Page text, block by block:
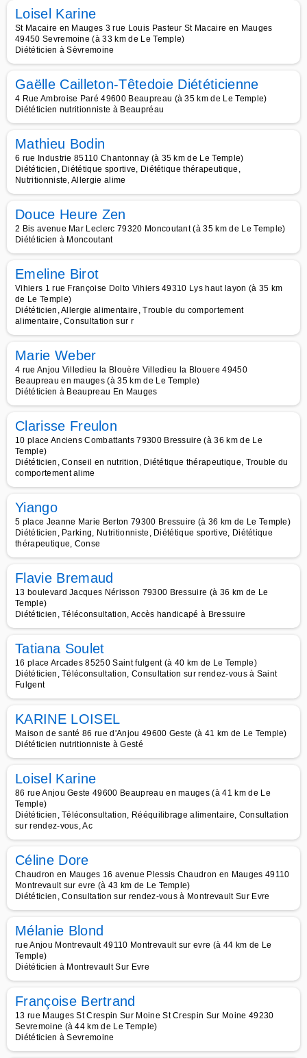
Loisel Karine
St Macaire en Mauges 3 rue Louis Pasteur St Macaire en Mauges
49450 Sevremoine (à 33 km de Le Temple)
Diététicien à Sèvremoine
Gaëlle Cailleton-Têtedoie Diététicienne
4 Rue Ambroise Paré 49600 Beaupreau (à 35 km de Le Temple)
Diététicien nutritionniste à Beaupréau
Mathieu Bodin
6 rue Industrie 85110 Chantonnay (à 35 km de Le Temple)
Diététicien, Diététique sportive, Diététique thérapeutique,
Nutritionniste, Allergie alime
Douce Heure Zen
2 Bis avenue Mar Leclerc 79320 Moncoutant (à 35 km de Le Temple)
Diététicien à Moncoutant
Emeline Birot
Vihiers 1 rue Françoise Dolto Vihiers 49310 Lys haut layon (à 35 km
de Le Temple)
Diététicien, Allergie alimentaire, Trouble du comportement
alimentaire, Consultation sur r
Marie Weber
4 rue Anjou Villedieu la Blouère Villedieu la Blouere 49450
Beaupreau en mauges (à 35 km de Le Temple)
Diététicien à Beaupreau En Mauges
Clarisse Freulon
10 place Anciens Combattants 79300 Bressuire (à 36 km de Le
Temple)
Diététicien, Conseil en nutrition, Diététique thérapeutique, Trouble du
comportement alime
Yiango
5 place Jeanne Marie Berton 79300 Bressuire (à 36 km de Le Temple)
Diététicien, Parking, Nutritionniste, Diététique sportive, Diététique
thérapeutique, Conse
Flavie Bremaud
13 boulevard Jacques Nérisson 79300 Bressuire (à 36 km de Le
Temple)
Diététicien, Téléconsultation, Accès handicapé à Bressuire
Tatiana Soulet
16 place Arcades 85250 Saint fulgent (à 40 km de Le Temple)
Diététicien, Téléconsultation, Consultation sur rendez-vous à Saint
Fulgent
KARINE LOISEL
Maison de santé 86 rue d'Anjou 49600 Geste (à 41 km de Le Temple)
Diététicien nutritionniste à Gesté
Loisel Karine
86 rue Anjou Geste 49600 Beaupreau en mauges (à 41 km de Le
Temple)
Diététicien, Téléconsultation, Rééquilibrage alimentaire, Consultation
sur rendez-vous, Ac
Céline Dore
Chaudron en Mauges 16 avenue Plessis Chaudron en Mauges 49110
Montrevault sur evre (à 43 km de Le Temple)
Diététicien, Consultation sur rendez-vous à Montrevault Sur Evre
Mélanie Blond
rue Anjou Montrevault 49110 Montrevault sur evre (à 44 km de Le
Temple)
Diététicien à Montrevault Sur Evre
Françoise Bertrand
13 rue Mauges St Crespin Sur Moine St Crespin Sur Moine 49230
Sevremoine (à 44 km de Le Temple)
Diététicien à Sevremoine